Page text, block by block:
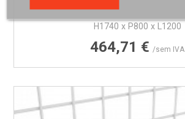
H1740 x P800 x L1200
Preço
464,71 € /sem IVA